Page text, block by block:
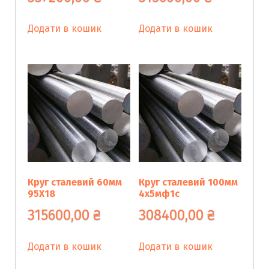
Додати в кошик Додати в кошик
Круг сталевий 60мм
95Х18
315600,00 ₴
Додати в кошик
Круг сталевий 100мм
4х5мф1с
308400,00₴
Додати в кошик